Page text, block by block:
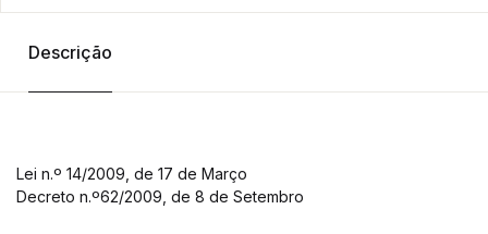
Descrição
Lei n.º 14/2009, de 17 de Março
Decreto n.º62/2009, de 8 de Setembro